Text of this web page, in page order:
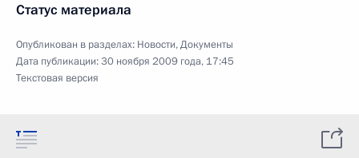
Статус материала
Опубликован в разделах: Новости,Документы
Дата публикации:30 ноября 2009 года, 17:45
Текстовая версия